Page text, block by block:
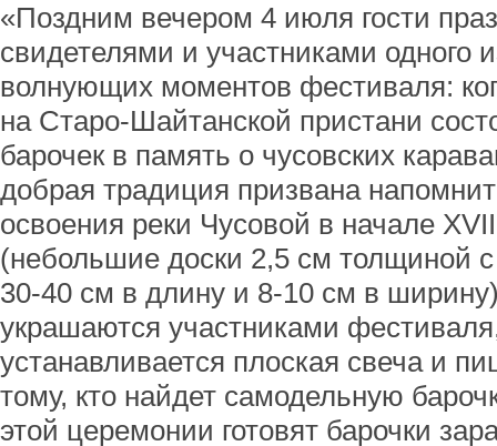
«Поздним вечером 4 июля гости
свидетелями и участниками одного
волнующих моментов фестиваля:
на Старо-Шайтанской пристани
барочек в память о чусовских
добрая традиция призвана
освоения реки Чусовой в начале
(небольшие доски 2,5 см толщиной
30-40 см в длину и 8-10 см в
украшаются участниками
устанавливается плоская свеча и
тому, кто найдет самодельную
этой церемонии готовят барочки